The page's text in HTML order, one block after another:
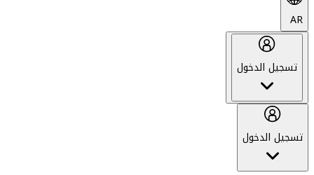
AR
تسجيل الدخول
تسجيل الدخول